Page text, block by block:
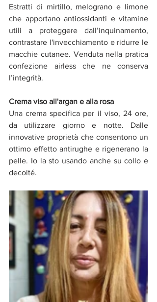
Estratti di mirtillo, melograno e limone
che apportano antiossidanti e vitamine
utili a proteggere dall’inquinamento,
contrastare l'invecchiamento e ridurre le
macchie cutanee. Venduta nella pratica
confezione airless che ne conserva
l’integrità.
Crema viso all'argan e alla rosa
Una crema specifica per il viso, 24 ore,
da utilizzare giorno e notte. Dalle
innovative proprietà che consentono un
ottimo effetto antirughe e rigenerano la
pelle. Io la sto usando anche su collo e
decolté.